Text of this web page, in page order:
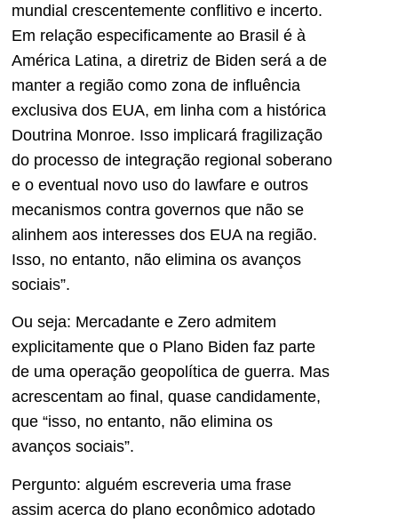
mundial crescentemente conflitivo e incerto.
Em relação especificamente ao Brasil é à
América Latina, a diretriz de Biden será a de
manter a região como zona de influência
exclusiva dos EUA, em linha com a histórica
Doutrina Monroe. Isso implicará fragilização
do processo de integração regional soberano
e o eventual novo uso do lawfare e outros
mecanismos contra governos que não se
alinhem aos interesses dos EUA na região.
Isso, no entanto, não elimina os avanços
sociais”.
Ou seja: Mercadante e Zero admitem
explicitamente que o Plano Biden faz parte
de uma operação geopolítica de guerra. Mas
acrescentam ao final, quase candidamente,
que “isso, no entanto, não elimina os
avanços sociais”.
Pergunto: alguém escreveria uma frase
assim acerca do plano econômico adotado